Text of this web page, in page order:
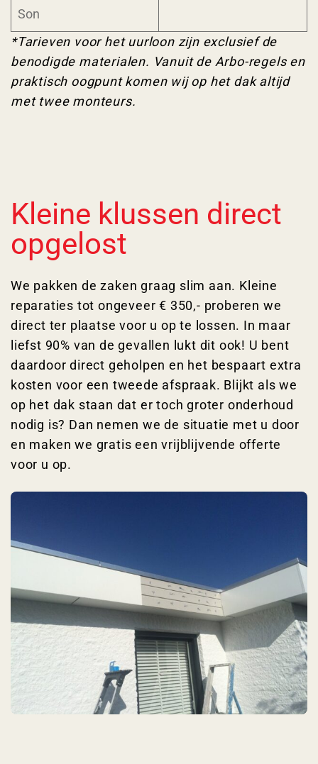
Son
*Tarieven voor het uurloon zijn exclusief de
benodigde materialen. Vanuit de Arbo-regels en
praktisch oogpunt komen wij op het dak altijd
met twee monteurs.
Kleine klussen direct
opgelost
We pakken de zaken graag slim aan. Kleine
reparaties tot ongeveer € 350,- proberen we
direct ter plaatse voor u op te lossen. In maar
liefst 90% van de gevallen lukt dit ook! U bent
daardoor direct geholpen en het bespaart extra
kosten voor een tweede afspraak. Blijkt als we
op het dak staan dat er toch groter onderhoud
nodig is? Dan nemen we de situatie met u door
en maken we gratis een vrijblijvende offerte
voor u op.